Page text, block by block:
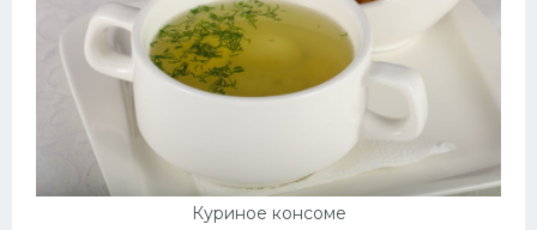
Куриное консоме